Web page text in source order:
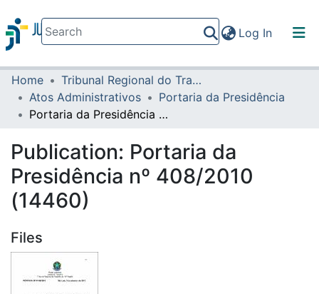
Log In(current)
Communities & Collections
All of DSpace
Home
Tribunal Regional do Trabalho da 16ª Região
Atos Administrativos
Portaria da Presidência
Portaria da Presidência nº 408/2010 (14460)
Publication: Portaria da
Presidência nº 408/2010
(14460)
Files